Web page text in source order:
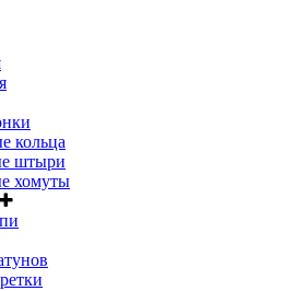
кольца
штыри
хомуты